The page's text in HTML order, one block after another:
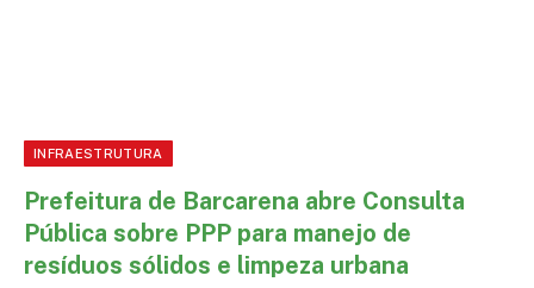
INFRAESTRUTURA
Prefeitura de Barcarena abre Consulta
Pública sobre PPP para manejo de
resíduos sólidos e limpeza urbana